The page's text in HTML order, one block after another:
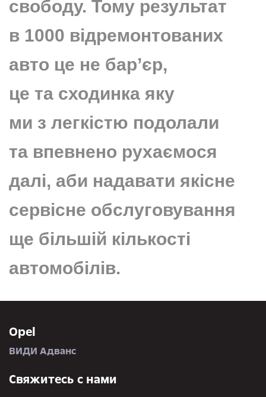
свободу. Тому результат
в 1000 відремонтованих
авто це не бар’єр,
це та сходинка яку
ми з легкістю подолали
та впевнено рухаємося
далі, аби надавати якісне
сервісне обслуговування
ще більшій кількості
автомобілів.
Opel
ВИДИ Адванс
Свяжитесь с нами